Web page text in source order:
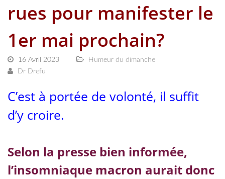
rues pour manifester le
1er mai prochain?
16 Avril 2023
Humeur du dimanche
Dr Drefu
C’est à portée de volonté, il suffit
d’y croire.
Selon la presse bien informée,
l’insomniaque macron aurait donc